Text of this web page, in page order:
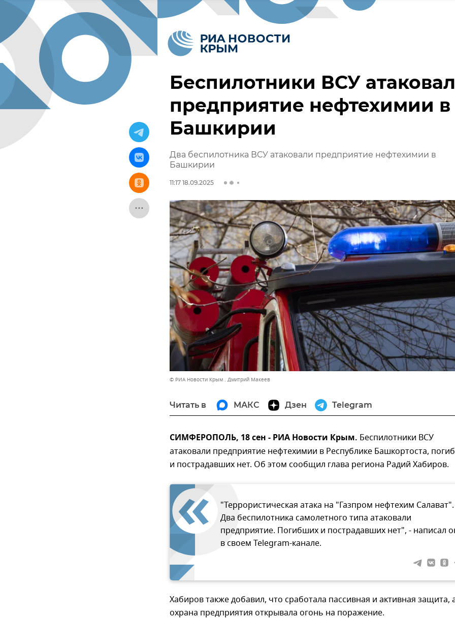
Беспилотники ВСУ
предприятие нефтехимии в
Башкирии
Два беспилотника ВСУ атаковали предприятие нефтехимии в
Башкирии
11:17 18.09.2025
© РИА Новости Крым . Дмитрий Макеев
Читать в МАКС Дзен Telegram
СИМФЕРОПОЛЬ, 18 сен - РИА Новости Крым. Беспилотники ВСУ
атаковали предприятие нефтехимии в Республике Башкортоста,
и пострадавших нет. Об этом сообщил глава региона Радий Хабиров.
"Террористическая атака на "Газпром нефтехим Салават".
Два беспилотника самолетного типа атаковали
предприятие. Погибших и пострадавших нет", - написал
в своем Telegram-канале.
Хабиров также добавил, что сработала пассивная и активная защита,
охрана предприятия открывала огонь на поражение.